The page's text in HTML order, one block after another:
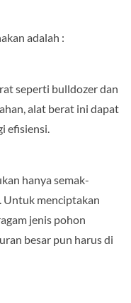
adalah :
seperti bulldozer dan
alat berat ini dapat
efisiensi.
hanya semak-
Untuk menciptakan
jenis pohon
besar pun harus di